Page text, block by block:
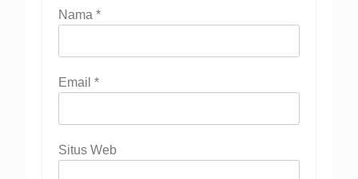
Nama *
Email *
Situs Web